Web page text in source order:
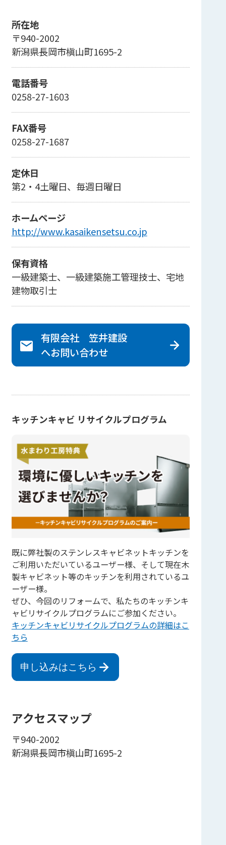
所在地
〒940-2002
新潟県長岡市槇山町1695-2
電話番号
0258-27-1603
FAX番号
0258-27-1687
定休日
第2・4土曜日、毎週日曜日
ホームページ
http://www.kasaikensetsu.co.jp
保有資格
一級建築士、一級建築施工管理技士、宅地
建物取引士
有限会社 笠井建設
へお問い合わせ
キッチンキャビ リサイクルプログラム
既に弊社製のステンレスキャビネットキッチンを
ご利用いただいているユーザー様、そして現在木
製キャビネット等のキッチンを利用されているユ
ーザー様。
ぜひ、今回のリフォームで、私たちのキッチンキ
ャビリサイクルプログラムにご参加ください。
キッチンキャビリサイクルプログラムの詳細はこ
ちら
申し込みはこちら
アクセスマップ
〒940-2002
新潟県長岡市槇山町1695-2